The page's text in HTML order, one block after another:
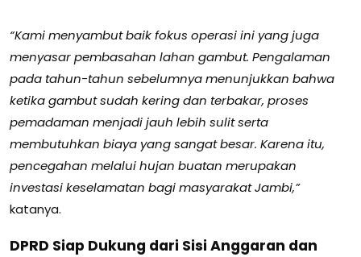
“Kami menyambut baik fokus operasi ini yang juga
menyasar pembasahan lahan gambut. Pengalaman
pada tahun-tahun sebelumnya menunjukkan bahwa
ketika gambut sudah kering dan terbakar, proses
pemadaman menjadi jauh lebih sulit serta
membutuhkan biaya yang sangat besar. Karena itu,
pencegahan melalui hujan buatan merupakan
investasi keselamatan bagi masyarakat Jambi,”
katanya.
DPRD Siap Dukung dari Sisi Anggaran dan